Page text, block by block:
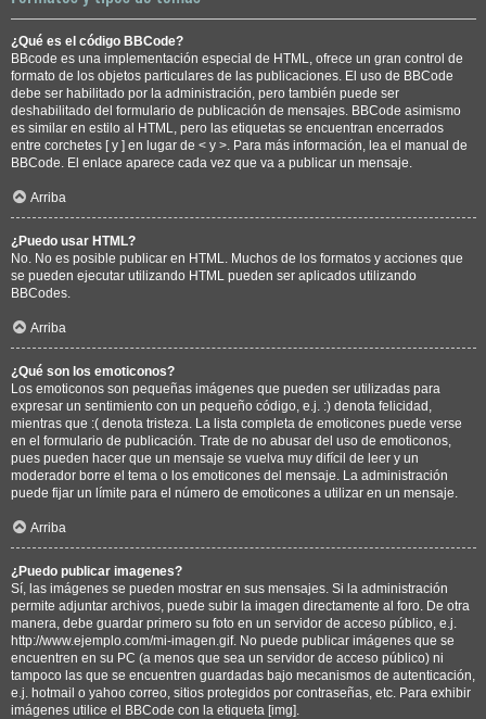
¿Qué es el código BBCode?
BBcode es una implementación especial de HTML, ofrece un gran control de
formato de los objetos particulares de las publicaciones. El uso de BBCode
debe ser habilitado por la administración, pero también puede ser
deshabilitado del formulario de publicación de mensajes. BBCode asimismo
es similar en estilo al HTML, pero las etiquetas se encuentran encerrados
entre corchetes [ y ] en lugar de < y >. Para más información, lea el manual de
BBCode. El enlace aparece cada vez que va a publicar un mensaje.
Arriba
¿Puedo usar HTML?
No. No es posible publicar en HTML. Muchos de los formatos y acciones que
se pueden ejecutar utilizando HTML pueden ser aplicados utilizando
BBCodes.
Arriba
¿Qué son los emoticonos?
Los emoticonos son pequeñas imágenes que pueden ser utilizadas para
expresar un sentimiento con un pequeño código, e.j. :) denota felicidad,
mientras que :( denota tristeza. La lista completa de emoticones puede verse
en el formulario de publicación. Trate de no abusar del uso de emoticonos,
pues pueden hacer que un mensaje se vuelva muy difícil de leer y un
moderador borre el tema o los emoticones del mensaje. La administración
puede fijar un límite para el número de emoticones a utilizar en un mensaje.
Arriba
¿Puedo publicar imagenes?
Sí, las imágenes se pueden mostrar en sus mensajes. Si la administración
permite adjuntar archivos, puede subir la imagen directamente al foro. De otra
manera, debe guardar primero su foto en un servidor de acceso público, e.j.
http://www.ejemplo.com/mi-imagen.gif. No puede publicar imágenes que se
encuentren en su PC (a menos que sea un servidor de acceso público) ni
tampoco las que se encuentren guardadas bajo mecanismos de autenticación,
e.j. hotmail o yahoo correo, sitios protegidos por contraseñas, etc. Para exhibir
imágenes utilice el BBCode con la etiqueta [img].